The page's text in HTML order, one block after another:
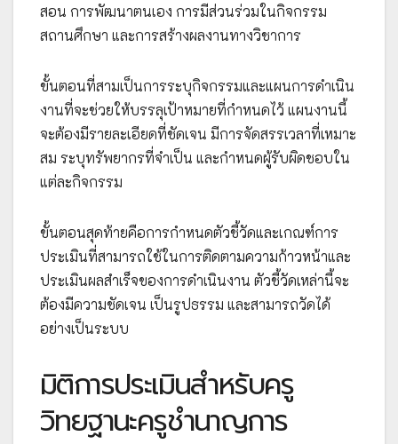
สอน การพัฒนาตนเอง การมีส่วนร่วมในกิจกรรม
สถานศึกษา และการสร้างผลงานทางวิชาการ
ขั้นตอนที่สามเป็นการระบุกิจกรรมและแผนการดำเนิน
งานที่จะช่วยให้บรรลุเป้าหมายที่กำหนดไว้ แผนงานนี้
จะต้องมีรายละเอียดที่ชัดเจน มีการจัดสรรเวลาที่เหมาะ
สม ระบุทรัพยากรที่จำเป็น และกำหนดผู้รับผิดชอบใน
แต่ละกิจกรรม
ขั้นตอนสุดท้ายคือการกำหนดตัวชี้วัดและเกณฑ์การ
ประเมินที่สามารถใช้ในการติดตามความก้าวหน้าและ
ประเมินผลสำเร็จของการดำเนินงาน ตัวชี้วัดเหล่านี้จะ
ต้องมีความชัดเจน เป็นรูปธรรม และสามารถวัดได้
อย่างเป็นระบบ
มิติการประเมินสำหรับครู
วิทยฐานะครูชำนาญการ